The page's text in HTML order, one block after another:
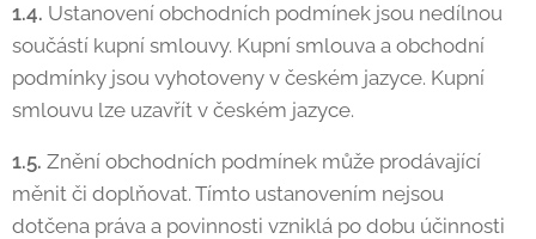
1.4. Ustanovení obchodních podmínek jsou nedílnou
součástí kupní smlouvy. Kupní smlouva a obchodní
podmínky jsou vyhotoveny v českém jazyce. Kupní
smlouvu lze uzavřít v českém jazyce.
1.5. Znění obchodních podmínek může prodávající
měnit či doplňovat. Tímto ustanovením nejsou
dotčena práva a povinnosti vzniklá po dobu účinnosti